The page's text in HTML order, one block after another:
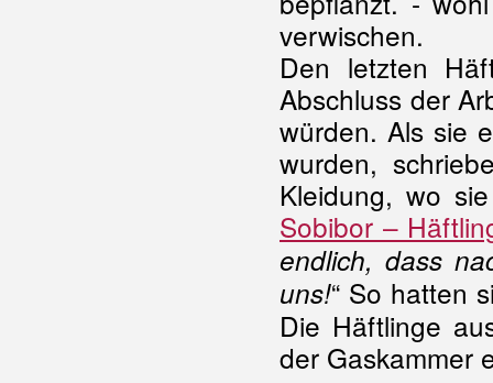
verwischen.
Den letzten
Abschluss der
würden. Als sie
wurden,
Kleidung, wo
Sobibor –
endlich, dass
uns!“ So hatten
Die Häftlinge
der Gaskammer